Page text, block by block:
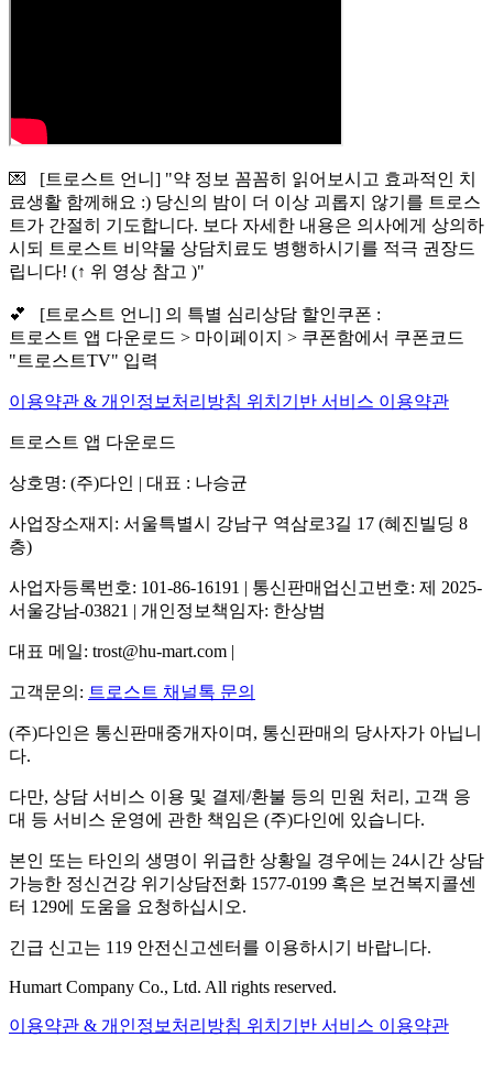
💌 [트로스트 언니] "약 정보 꼼꼼히 읽어보시고 효과적인 치
료생활 함께해요 :) 당신의 밤이 더 이상 괴롭지 않기를 트로스
트가 간절히 기도합니다. 보다 자세한 내용은 의사에게 상의하
시되 트로스트 비약물 상담치료도 병행하시기를 적극 권장드
립니다! (↑ 위 영상 참고 )"
💕 [트로스트 언니] 의 특별 심리상담 할인쿠폰 :
트로스트 앱 다운로드 > 마이페이지 > 쿠폰함에서 쿠폰코드
"트로스트TV" 입력
이용약관 & 개인정보처리방침 위치기반 서비스 이용약관
트로스트 앱 다운로드
상호명: (주)다인 | 대표 : 나승균
사업장소재지: 서울특별시 강남구 역삼로3길 17 (혜진빌딩 8
층)
사업자등록번호: 101-86-16191 | 통신판매업신고번호: 제 2025-
서울강남-03821 | 개인정보책임자: 한상범
대표 메일: trost@hu-mart.com |
고객문의: 트로스트 채널톡 문의
(주)다인은 통신판매중개자이며, 통신판매의 당사자가 아닙니
다.
다만, 상담 서비스 이용 및 결제/환불 등의 민원 처리, 고객 응
대 등 서비스 운영에 관한 책임은 (주)다인에 있습니다.
본인 또는 타인의 생명이 위급한 상황일 경우에는 24시간 상담
가능한 정신건강 위기상담전화 1577-0199 혹은 보건복지콜센
터 129에 도움을 요청하십시오.
긴급 신고는 119 안전신고센터를 이용하시기 바랍니다.
Humart Company Co., Ltd. All rights reserved.
이용약관 & 개인정보처리방침 위치기반 서비스 이용약관